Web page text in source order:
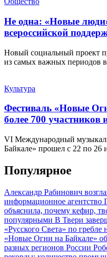
Не одна: «Новые
всероссийской
Новый социальный проект
из самых важных периодов
Культура
Фестиваль «Новые
более 700 участников
VI Международный
Байкале» прошел с 22 по
Популярное
Александр Рабинович
информационное агентство
объяснила, почему кефир,
популярными В Твери
«Русского Света» по гребле
«Новые Огни на Байкале»
разных регионов России